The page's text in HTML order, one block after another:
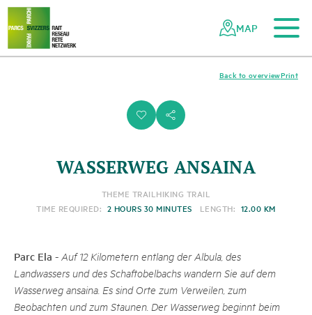
Navigating
the
Swiss
parks
Quick
navigation
To the main content
To the mobile navigation
To search
To the footer
To the sitemap
MAP
i s
Print
Back to overview
WASSERWEG ANSAINA
THEME TRAILHIKING TRAIL
TIME REQUIRED: 2 HOURS 30 MINUTES LENGTH: 12.00 KM
Parc Ela - Auf 12 Kilometern entlang der Albula, des
Landwassers und des Schaftobelbachs wandern Sie auf dem
Wasserweg ansaina. Es sind Orte zum Verweilen, zum
Beobachten und zum Staunen. Der Wasserweg beginnt beim